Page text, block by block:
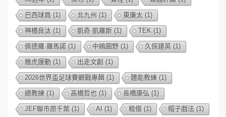
巴西球員 (1) 北九州 (1) 東廉太 (1)
神橋良汰 (1) 凱奇·凱羅斯 (1) TEK (1)
佩德羅·羅馬諾 (1) 中嶋圓野 (1) 久保建英 (1)
雅虎運動 (1) 出走文創 (1)
2026世界盃足球賽觀戰專輯 (1) 體能教練 (1)
總教練 (1) 高橋哲也 (1) 長橋康弘 (1)
JEF聯市原千葉 (1) AI (1) 租借 (1) 帽子戲法 (1)